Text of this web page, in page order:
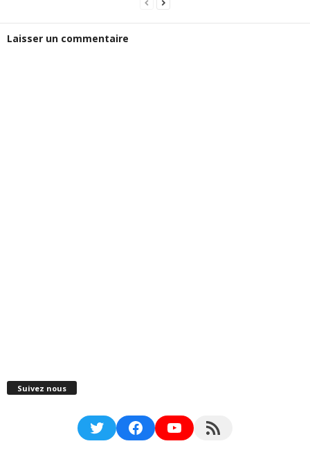
Laisser un commentaire
Suivez nous
TwitterFacebookYouTubeRSS Feed